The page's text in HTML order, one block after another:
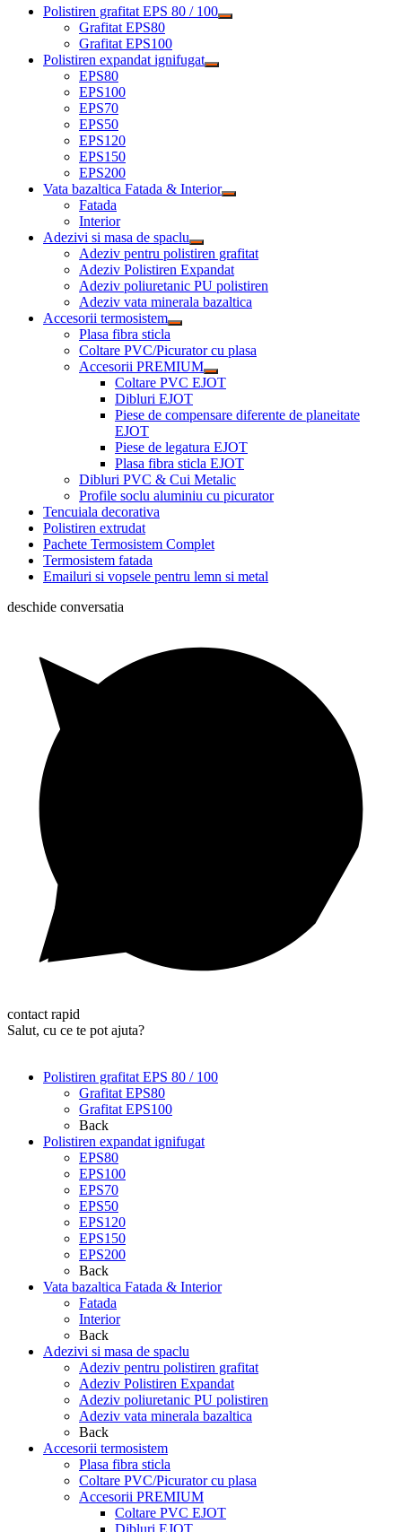
Polistiren grafitat EPS 80 / 100
Grafitat EPS80
Grafitat EPS100
Polistiren expandat ignifugat
EPS80
EPS100
EPS70
EPS50
EPS120
EPS150
EPS200
Vata bazaltica Fatada & Interior
Fatada
Interior
Adezivi si masa de spaclu
Adeziv pentru polistiren grafitat
Adeziv Polistiren Expandat
Adeziv poliuretanic PU polistiren
Adeziv vata minerala bazaltica
Accesorii termosistem
Plasa fibra sticla
Coltare PVC/Picurator cu plasa
Accesorii PREMIUM
Coltare PVC EJOT
Dibluri EJOT
Piese de compensare diferente de planeitate
EJOT
Piese de legatura EJOT
Plasa fibra sticla EJOT
Dibluri PVC & Cui Metalic
Profile soclu aluminiu cu picurator
Tencuiala decorativa
Polistiren extrudat
Pachete Termosistem Complet
Termosistem fatada
Emailuri si vopsele pentru lemn si metal
deschide conversatia
contact rapid
Salut, cu ce te pot ajuta?
Polistiren grafitat EPS 80 / 100
Grafitat EPS80
Grafitat EPS100
Back
Polistiren expandat ignifugat
EPS80
EPS100
EPS70
EPS50
EPS120
EPS150
EPS200
Back
Vata bazaltica Fatada & Interior
Fatada
Interior
Back
Adezivi si masa de spaclu
Adeziv pentru polistiren grafitat
Adeziv Polistiren Expandat
Adeziv poliuretanic PU polistiren
Adeziv vata minerala bazaltica
Back
Accesorii termosistem
Plasa fibra sticla
Coltare PVC/Picurator cu plasa
Accesorii PREMIUM
Coltare PVC EJOT